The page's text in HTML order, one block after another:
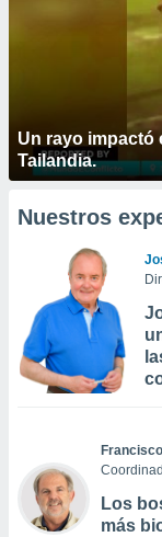
Un rayo impactó
Tailandia.
Nuestros
Los
más